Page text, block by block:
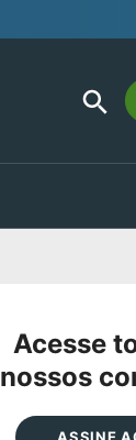
for:
SEARCH
BUTTON
Acesse
nossos